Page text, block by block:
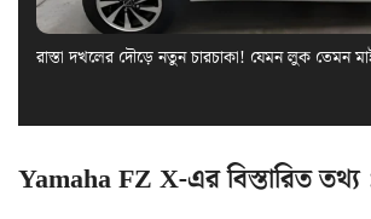
রাস্তা দখলের দৌড়ে নতুন চারচাকা! যেমন লুক তেমন
Yamaha FZ X-এর বিস্তারিত তথ্য